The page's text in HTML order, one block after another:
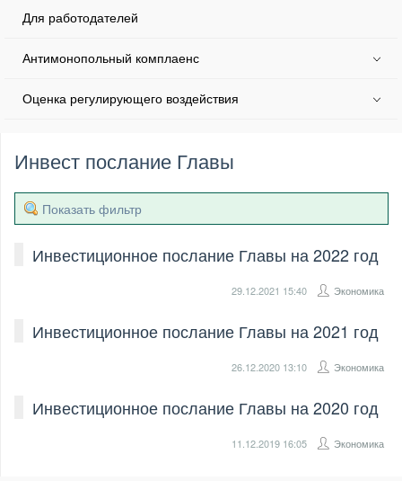
Для работодателей
Антимонопольный комплаенс
Оценка регулирующего воздействия
Инвест послание Главы
Показать фильтр
Инвестиционное послание Главы на 2022 год
29.12.2021 15:40 Экономика
Инвестиционное послание Главы на 2021 год
26.12.2020 13:10 Экономика
Инвестиционное послание Главы на 2020 год
11.12.2019 16:05 Экономика